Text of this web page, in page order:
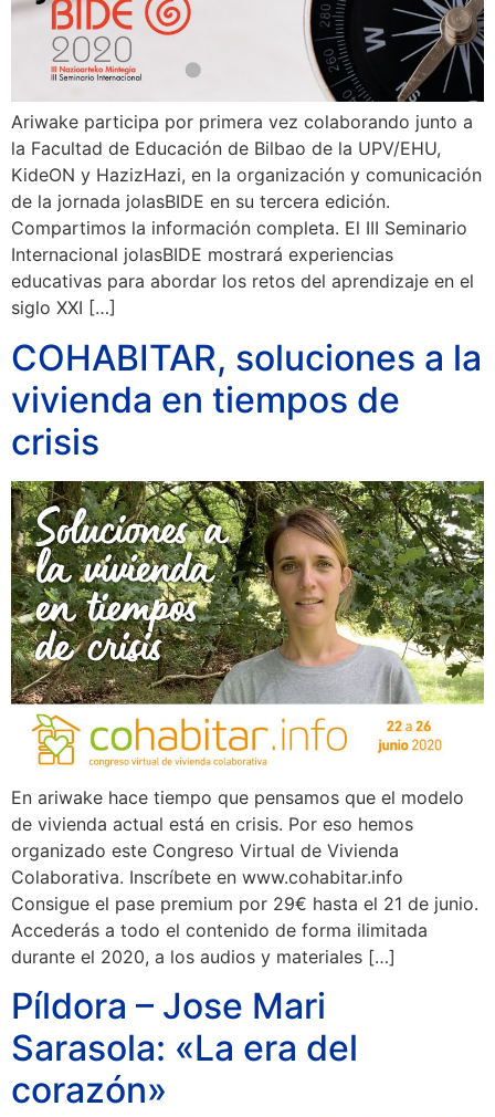
Ariwake participa por primera vez colaborando junto a
la Facultad de Educación de Bilbao de la UPV/EHU,
KideON y HazizHazi, en la organización y comunicación
de la jornada jolasBIDE en su tercera edición.
Compartimos la información completa. El III Seminario
Internacional jolasBIDE mostrará experiencias
educativas para abordar los retos del aprendizaje en el
siglo XXI […]
COHABITAR, soluciones a la
vivienda en tiempos de
crisis
En ariwake hace tiempo que pensamos que el modelo
de vivienda actual está en crisis. Por eso hemos
organizado este Congreso Virtual de Vivienda
Colaborativa. Inscríbete en www.cohabitar.info
Consigue el pase premium por 29€ hasta el 21 de junio.
Accederás a todo el contenido de forma ilimitada
durante el 2020, a los audios y materiales […]
Píldora – Jose Mari
Sarasola: «La era del
corazón»